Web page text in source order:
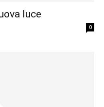
luce
0